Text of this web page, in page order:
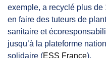
exemple, a recyclé plus
en faire des tuteurs de
sanitaire et
jusqu’à la plateforme
solidaire (ESS France).